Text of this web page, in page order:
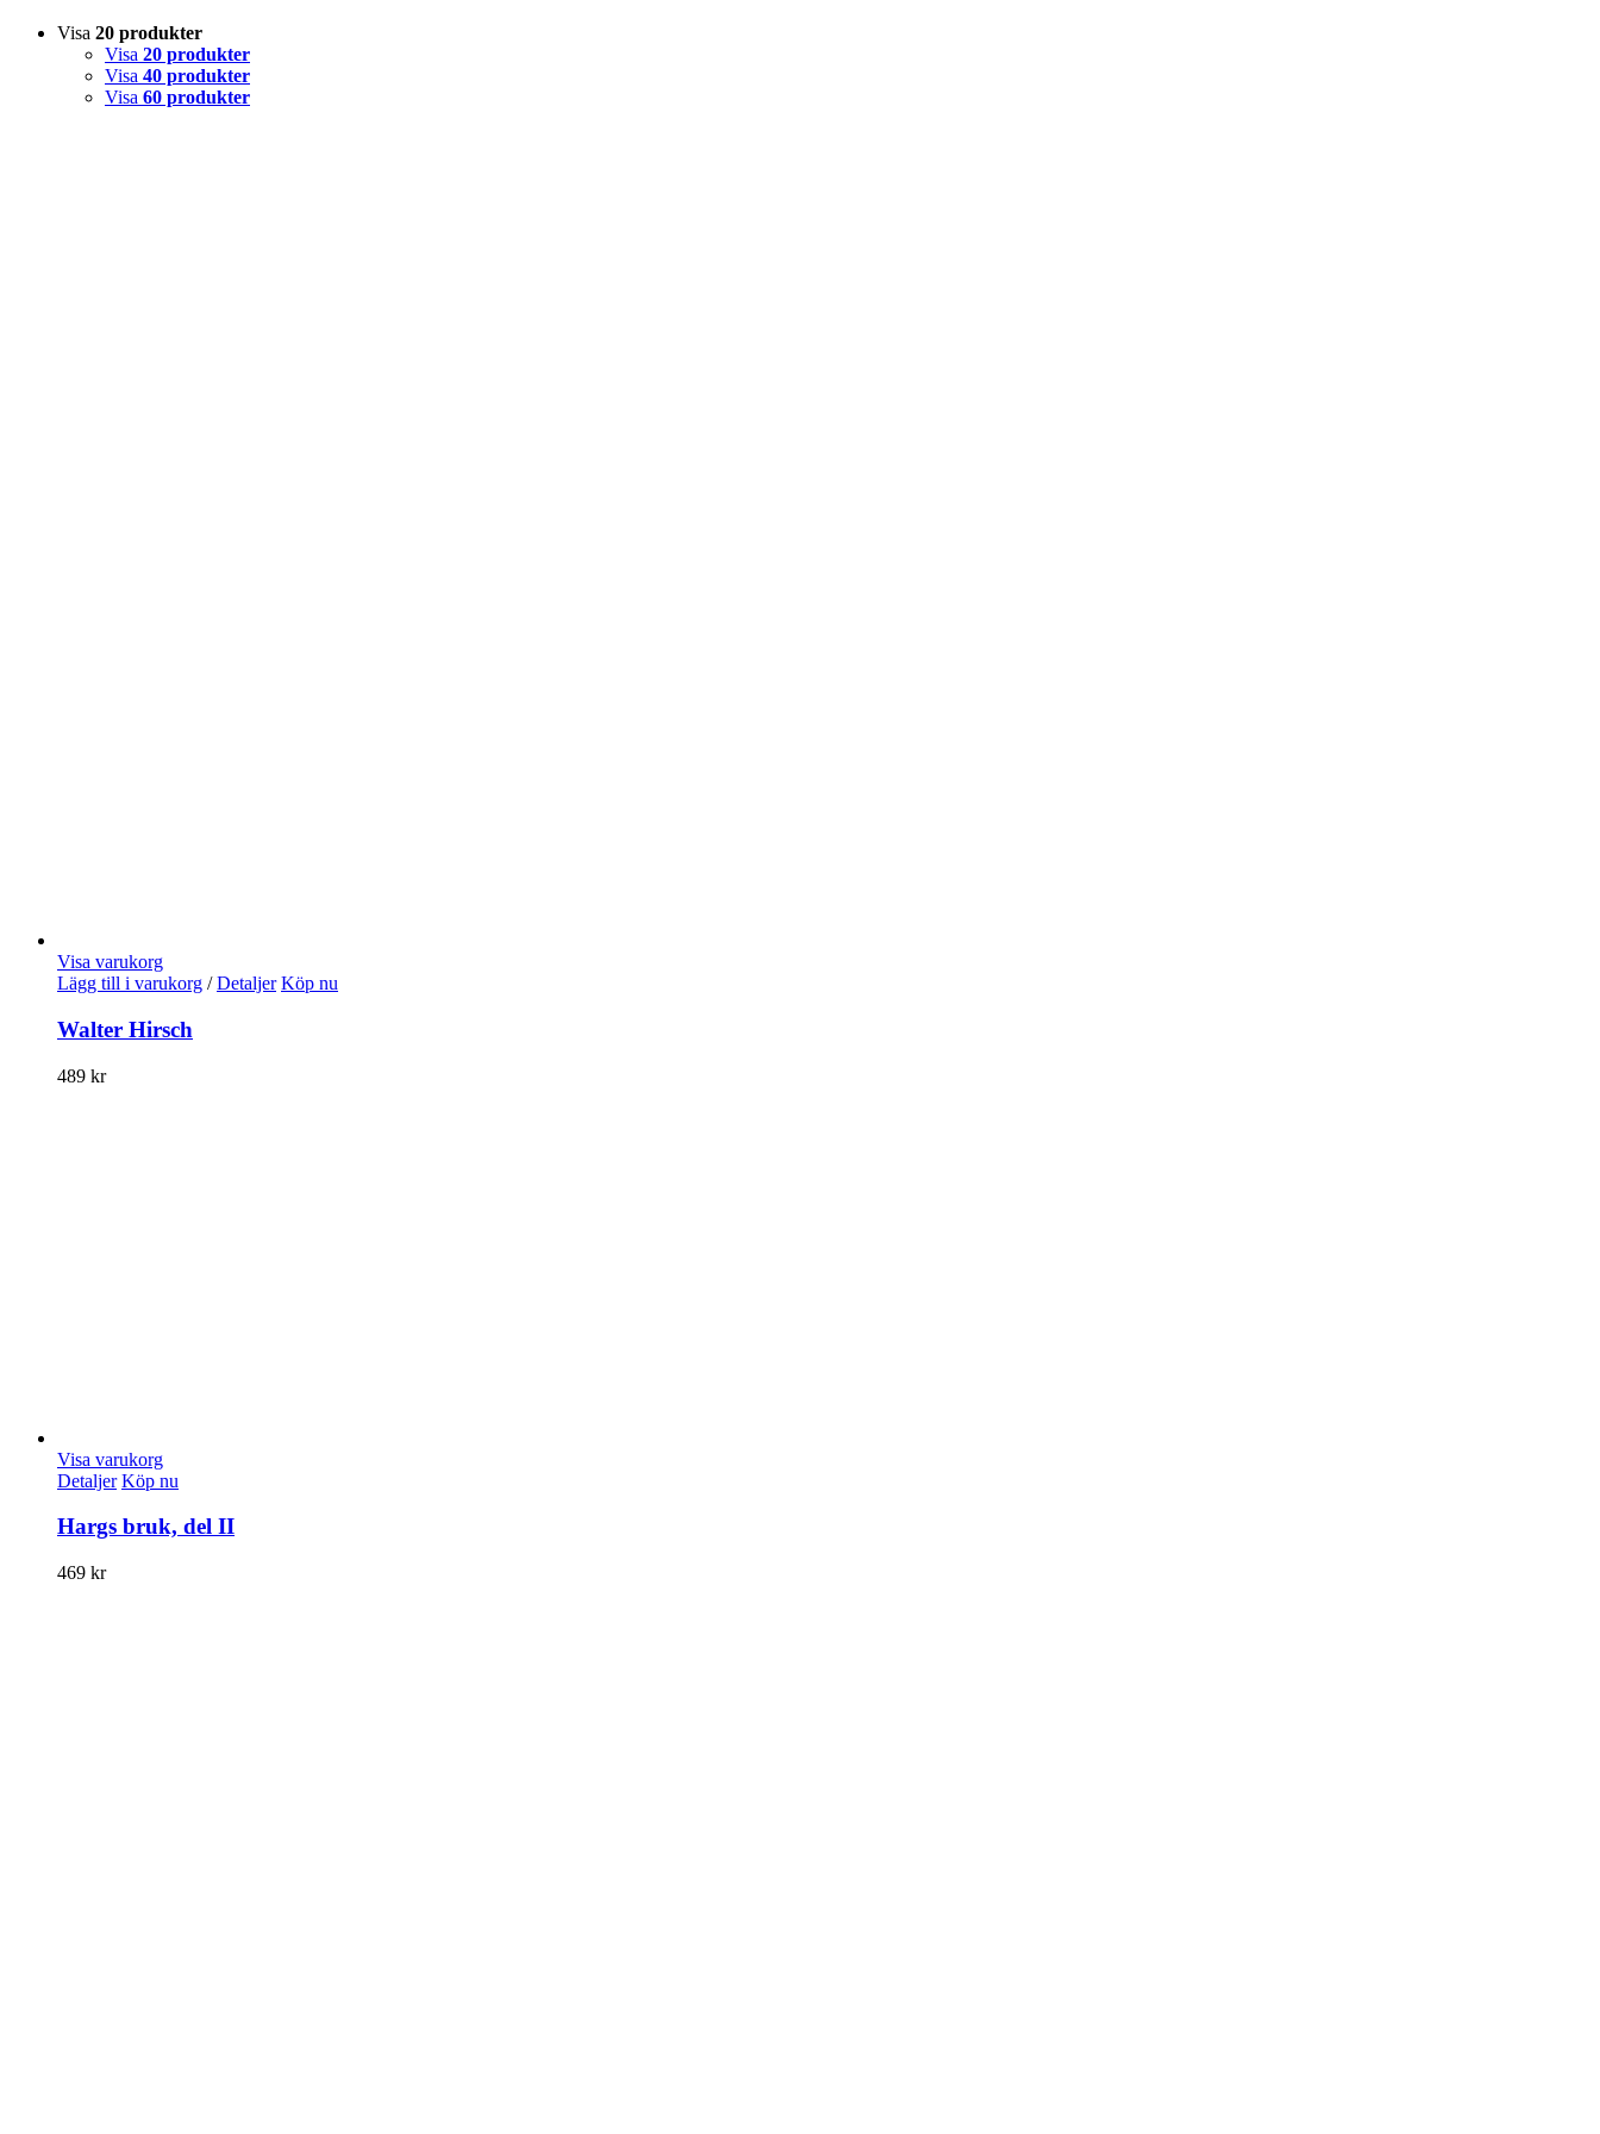
Visa 20 produkter
Visa 20 produkter
Visa 40 produkter
Visa 60 produkter
Visa varukorg
Lägg till i varukorg / Detaljer Köp nu
Walter Hirsch
489 kr
Visa varukorg
Detaljer Köp nu
Hargs bruk, del II
469 kr